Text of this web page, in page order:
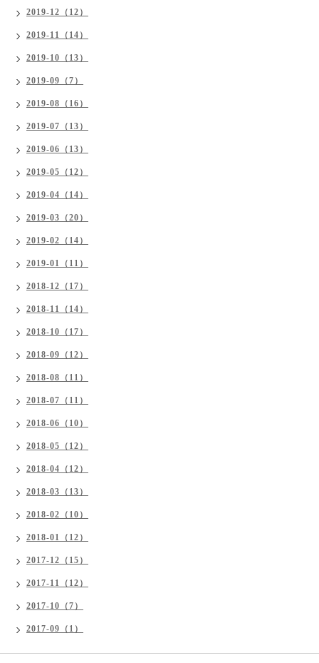
2019-12（12）
2019-11（14）
2019-10（13）
2019-09（7）
2019-08（16）
2019-07（13）
2019-06（13）
2019-05（12）
2019-04（14）
2019-03（20）
2019-02（14）
2019-01（11）
2018-12（17）
2018-11（14）
2018-10（17）
2018-09（12）
2018-08（11）
2018-07（11）
2018-06（10）
2018-05（12）
2018-04（12）
2018-03（13）
2018-02（10）
2018-01（12）
2017-12（15）
2017-11（12）
2017-10（7）
2017-09（1）